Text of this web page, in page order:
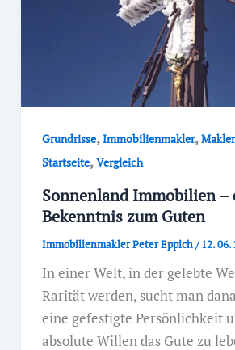
Grundrisse,Immobilienmakler,Makler
Startseite,Vergleich
Sonnenland Immobilien –
Bekenntnis zum Guten
Immobilienmakler Peter Eppich/12. 06.
In einer Welt, in der gelebte
Rarität werden, sucht man
eine gefestigte Persönlichkeit
absolute Willen das Gute zu